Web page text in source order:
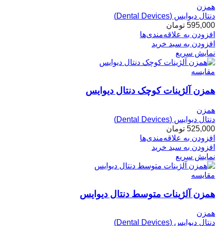
همزن
دنتال دیوایس (Dental Devices)
595,000 تومان
افزودن به علاقه‌مندی‌ها
افزودن به سبد خرید
نمایش سریع
مقایسه
همزن آلژینات کوچک دنتال دیوایس
همزن
دنتال دیوایس (Dental Devices)
525,000 تومان
افزودن به علاقه‌مندی‌ها
افزودن به سبد خرید
نمایش سریع
مقایسه
همزن آلژینات متوسط دنتال دیوایس
همزن
دنتال دیوایس (Dental Devices)